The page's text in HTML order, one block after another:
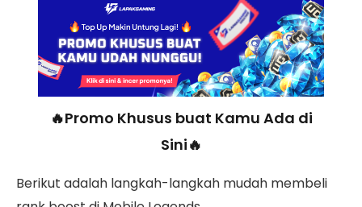
🔥Promo Khusus buat Kamu Ada di
Sini🔥
Berikut adalah langkah-langkah mudah membeli